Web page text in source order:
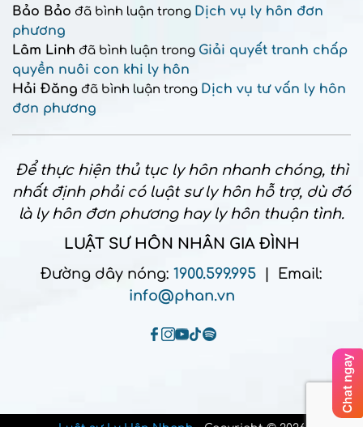
Bảo Bảo đã bình luận trong Dịch vụ ly hôn đơn
phương
Lâm Linh đã bình luận trong Giải quyết tranh chấp
quyền nuôi con khi ly hôn
Hải Đăng đã bình luận trong Dịch vụ tư vấn ly hôn
đơn phương
Để thực hiện thủ tục ly hôn nhanh chóng, thì
nhất định phải có luật sư ly hôn hỗ trợ, dù đó
là ly hôn đơn phương hay ly hôn thuận tình.
LUẬT SƯ HÔN NHÂN GIA ĐÌNH
Đường dây nóng: 1900.599.995 | Email:
info@phan.vn